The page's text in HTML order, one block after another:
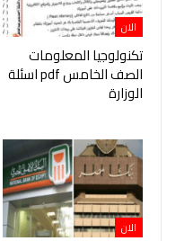
الان
تكنولوجيا المعلومات
الصف الخامس pdf اسئلة
الوزارة
الان